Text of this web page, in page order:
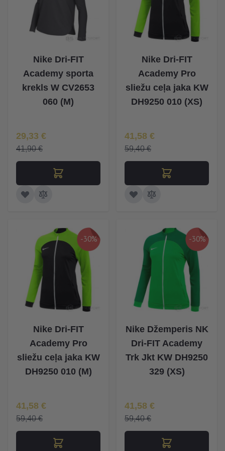
Nike Dri-FIT
Academy sporta
krekls W CV2653
060 (M)
Īpaša Cena
29,33 €
41,90 €
Nike Dri-FIT
Academy Pro
sliežu ceļa jaka KW
DH9250 010 (XS)
Īpaša Cena
41,58 €
59,40 €
-30%
Nike Dri-FIT
Academy Pro
sliežu ceļa jaka KW
DH9250 010 (M)
Īpaša Cena
41,58 €
59,40 €
-30%
Nike Džemperis NK
Dri-FIT Academy
Trk Jkt KW DH9250
329 (XS)
Īpaša Cena
41,58 €
59,40 €